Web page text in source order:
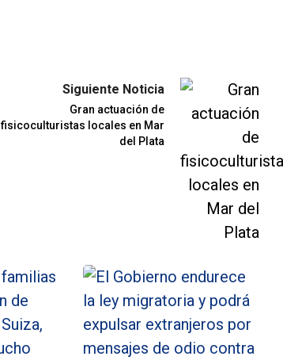
Siguiente Noticia
Gran actuación de
fisicoculturistas locales en Mar
del Plata